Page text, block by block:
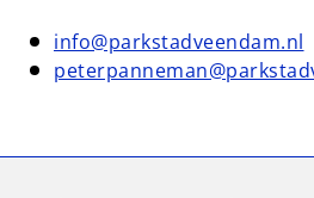
info@parkstadveendam.nl